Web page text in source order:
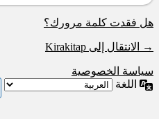
هل فقدت كلمة مرورك؟
→ الانتقال إلى Kirakitap
سياسة الخصوصية
اللغة